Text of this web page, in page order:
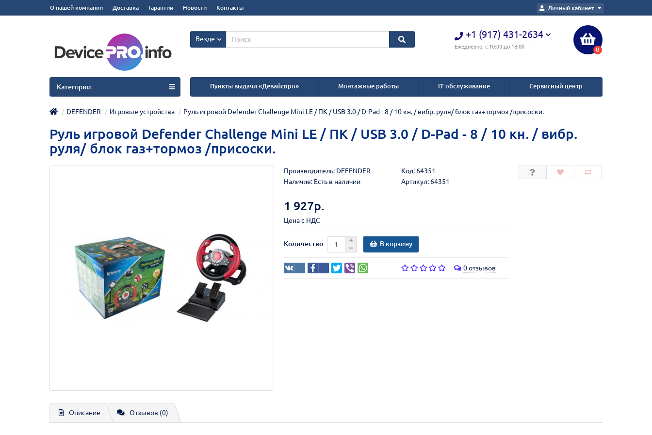
Личный кабинет
О нашей компании Доставка Гарантия Новости Контакты
+1 (917) 431-2634
Ежедневно, с 10:00 до 18:00 0
Везде
Пункты выдачи «Девайспро» Монтажные работы IT обслуживание Сервисный центр
Категории
DEFENDER Игровые устройства Руль игровой Defender Challenge Mini LE / ПК / USB 3.0 / D-Pad - 8 / 10 кн. / вибр. руля/ блок газ+тормоз /присоски.
Руль игровой Defender Challenge Mini LE / ПК / USB 3.0 / D-Pad - 8 / 10 кн. / вибр.
руля/ блок газ+тормоз /присоски.
Производитель: DEFENDER Код: 64351
Наличие: Есть в наличии
Артикул: 64351
1 927р.
Цена с НДС
Количество В корзину
0 отзывов
Описание Отзывов (0)